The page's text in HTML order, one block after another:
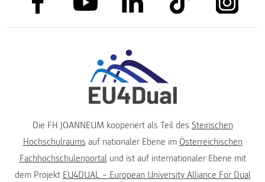
Die FH JOANNEUM kooperiert als Teil des Steirischen
Hochschulraums auf nationaler Ebene im Österreichischen
Fachhochschulenportalund ist auf internationaler Ebene mit
dem Projekt EU4DUAL – European University Alliance For Dual